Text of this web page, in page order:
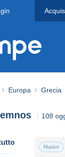
Europa Grecia
108
Nuovo